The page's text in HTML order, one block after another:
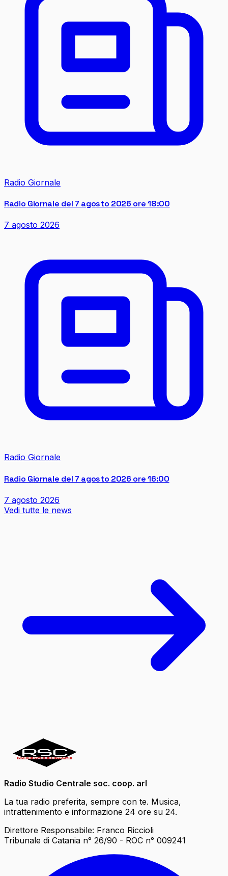
Radio Giornale
Radio Giornale del 7 agosto 2026 ore 18:00
7 agosto 2026
Radio Giornale
Radio Giornale del 7 agosto 2026 ore 16:00
7 agosto 2026
Vedi tutte le news
Radio Studio Centrale soc. coop. arl
La tua radio preferita, sempre con te. Musica,
intrattenimento e informazione 24 ore su 24.
Direttore Responsabile: Franco Riccioli
Tribunale di Catania n° 26/90 - ROC n° 009241